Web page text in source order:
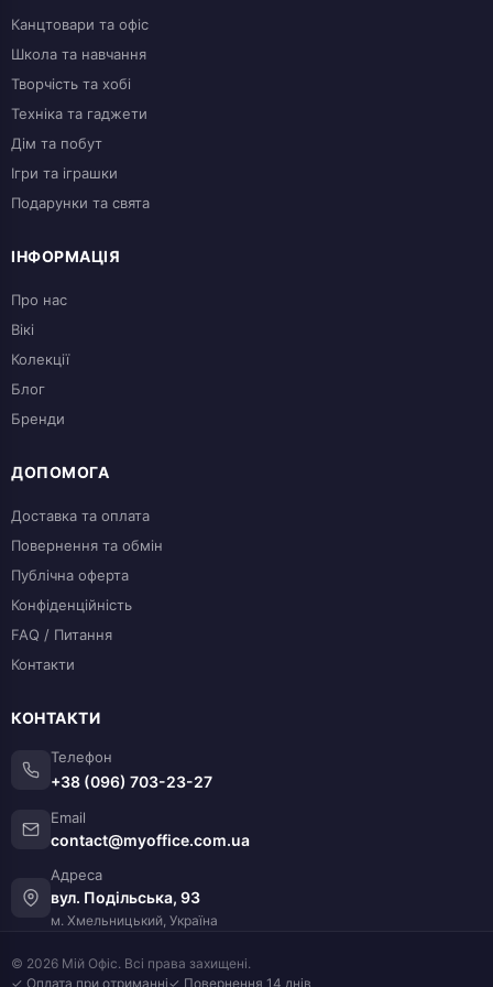
Канцтовари та офіс
Школа та навчання
Творчість та хобі
Техніка та гаджети
Дім та побут
Ігри та іграшки
Подарунки та свята
ІНФОРМАЦІЯ
Про нас
Вікі
Колекції
Блог
Бренди
ДОПОМОГА
Доставка та оплата
Повернення та обмін
Публічна оферта
Конфіденційність
FAQ / Питання
Контакти
КОНТАКТИ
Телефон
+38 (096) 703-23-27
Email
contact@myoffice.com.ua
Адреса
вул. Подільська, 93
м. Хмельницький, Україна
© 2026 Мій Офіс. Всі права захищені.
✓ Оплата при отриманні✓ Повернення 14 днів